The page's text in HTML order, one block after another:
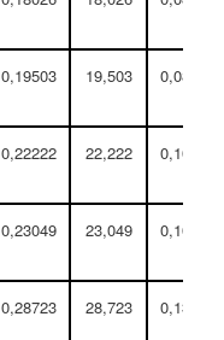
0,19503 19,503 0,08877
0,22222 22,222 0,10114
0,23049 23,049 0,10491
0,28723 28,723 0,13073